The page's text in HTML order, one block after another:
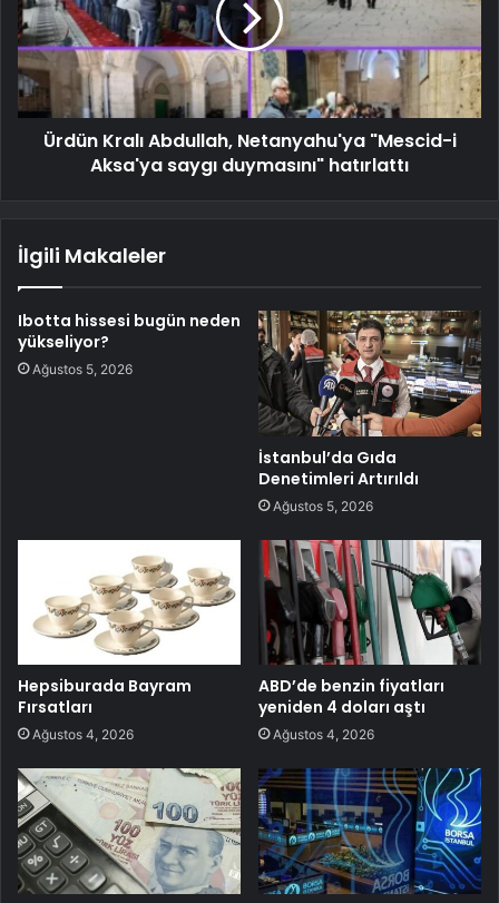
Ürdün Kralı Abdullah, Netanyahu'ya "Mescid-i
Aksa'ya saygı duymasını" hatırlattı
İlgili Makaleler
Ibotta hissesi bugün neden
yükseliyor?
Ağustos 5, 2026
İstanbul’da Gıda
Denetimleri Artırıldı
Ağustos 5, 2026
Hepsiburada Bayram
Fırsatları
Ağustos 4, 2026
ABD’de benzin fiyatları
yeniden 4 doları aştı
Ağustos 4, 2026